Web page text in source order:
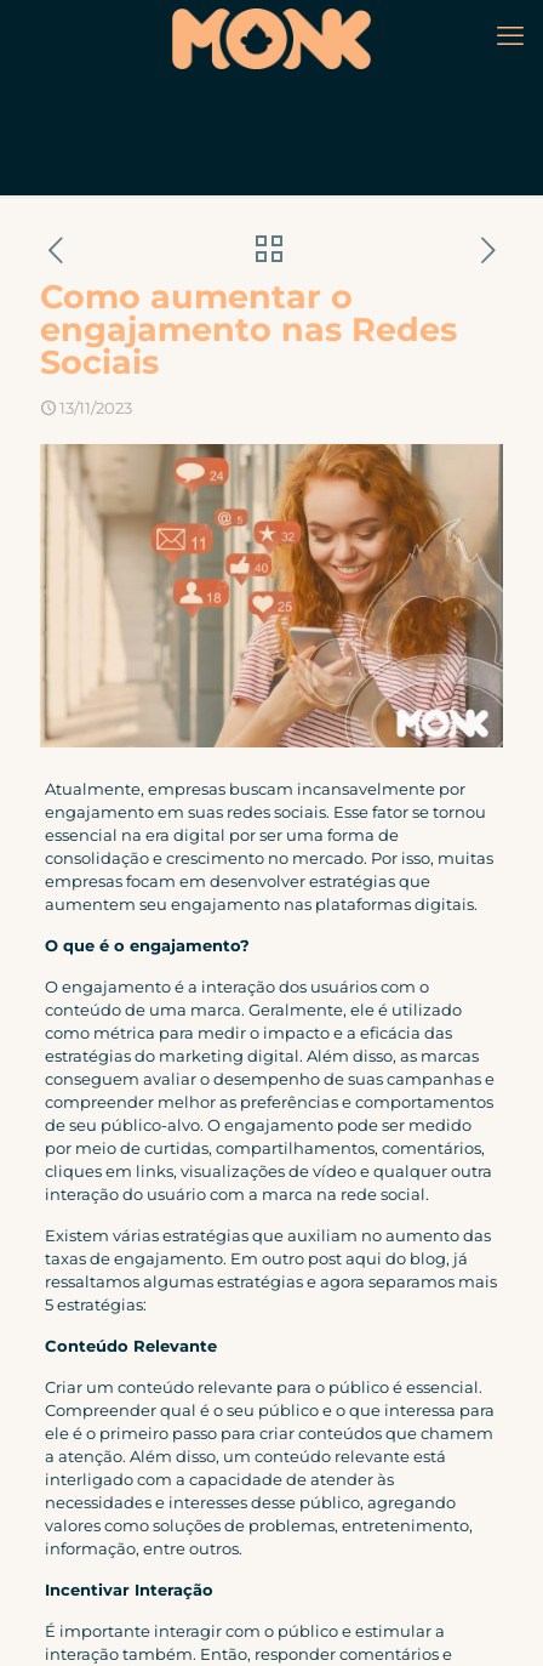
Como aumentar o
engajamento nas Redes
Sociais
13/11/2023
Atualmente, empresas buscam incansavelmente por
engajamento em suas redes sociais. Esse fator se tornou
essencial na era digital por ser uma forma de
consolidação e crescimento no mercado. Por isso, muitas
empresas focam em desenvolver estratégias que
aumentem seu engajamento nas plataformas digitais.
O que é o engajamento?
O engajamento é a interação dos usuários com o
conteúdo de uma marca. Geralmente, ele é utilizado
como métrica para medir o impacto e a eficácia das
estratégias do marketing digital. Além disso, as marcas
conseguem avaliar o desempenho de suas campanhas e
compreender melhor as preferências e comportamentos
de seu público-alvo. O engajamento pode ser medido
por meio de curtidas, compartilhamentos, comentários,
cliques em links, visualizações de vídeo e qualquer outra
interação do usuário com a marca na rede social.
Existem várias estratégias que auxiliam no aumento das
taxas de engajamento. Em outro post aqui do blog, já
ressaltamos algumas estratégias e agora separamos mais
5 estratégias:
Conteúdo Relevante
Criar um conteúdo relevante para o público é essencial.
Compreender qual é o seu público e o que interessa para
ele é o primeiro passo para criar conteúdos que chamem
a atenção. Além disso, um conteúdo relevante está
interligado com a capacidade de atender às
necessidades e interesses desse público, agregando
valores como soluções de problemas, entretenimento,
informação, entre outros.
Incentivar Interação
É importante interagir com o público e estimular a
interação também. Então, responder comentários e